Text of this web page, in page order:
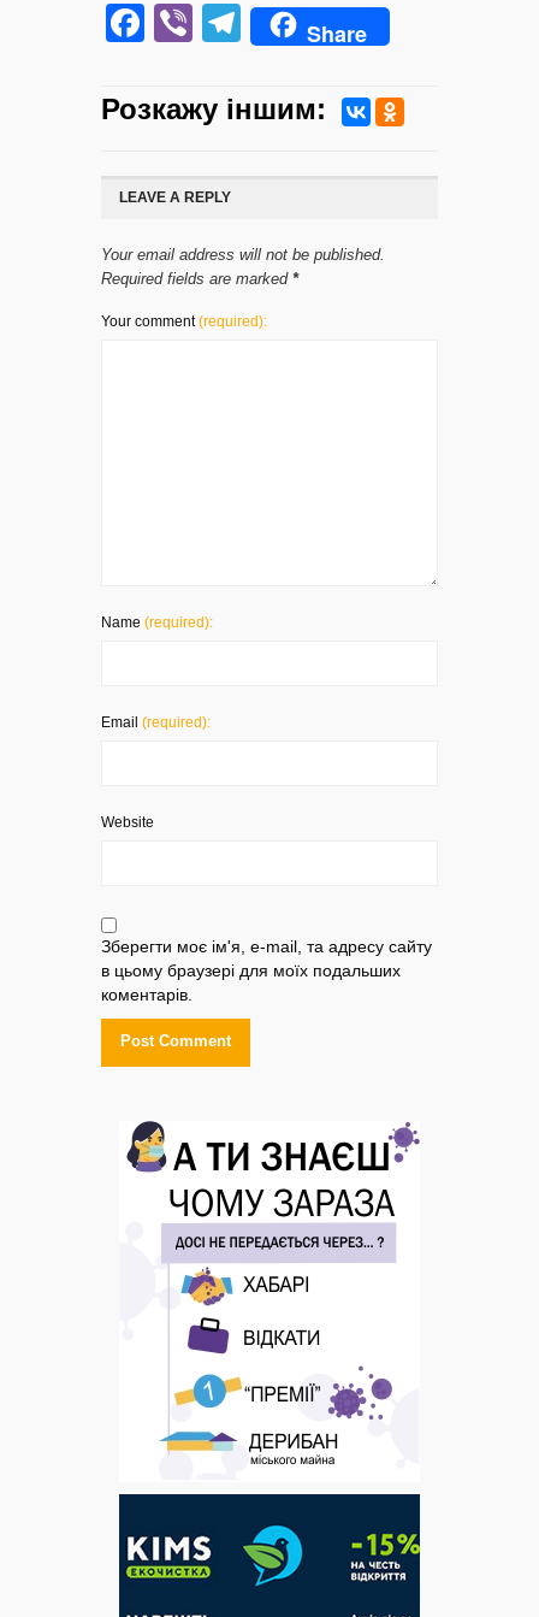
Facebook
ViberTelegram
Share
Розкажу iншим:
LEAVE A REPLY
Your email address will not be published.
Required fields are marked *
Your comment(required):
Name (required):
Email (required):
Website
Зберегти моє ім'я, e-mail, та адресу сайту
в цьому браузері для моїх подальших
коментарів.